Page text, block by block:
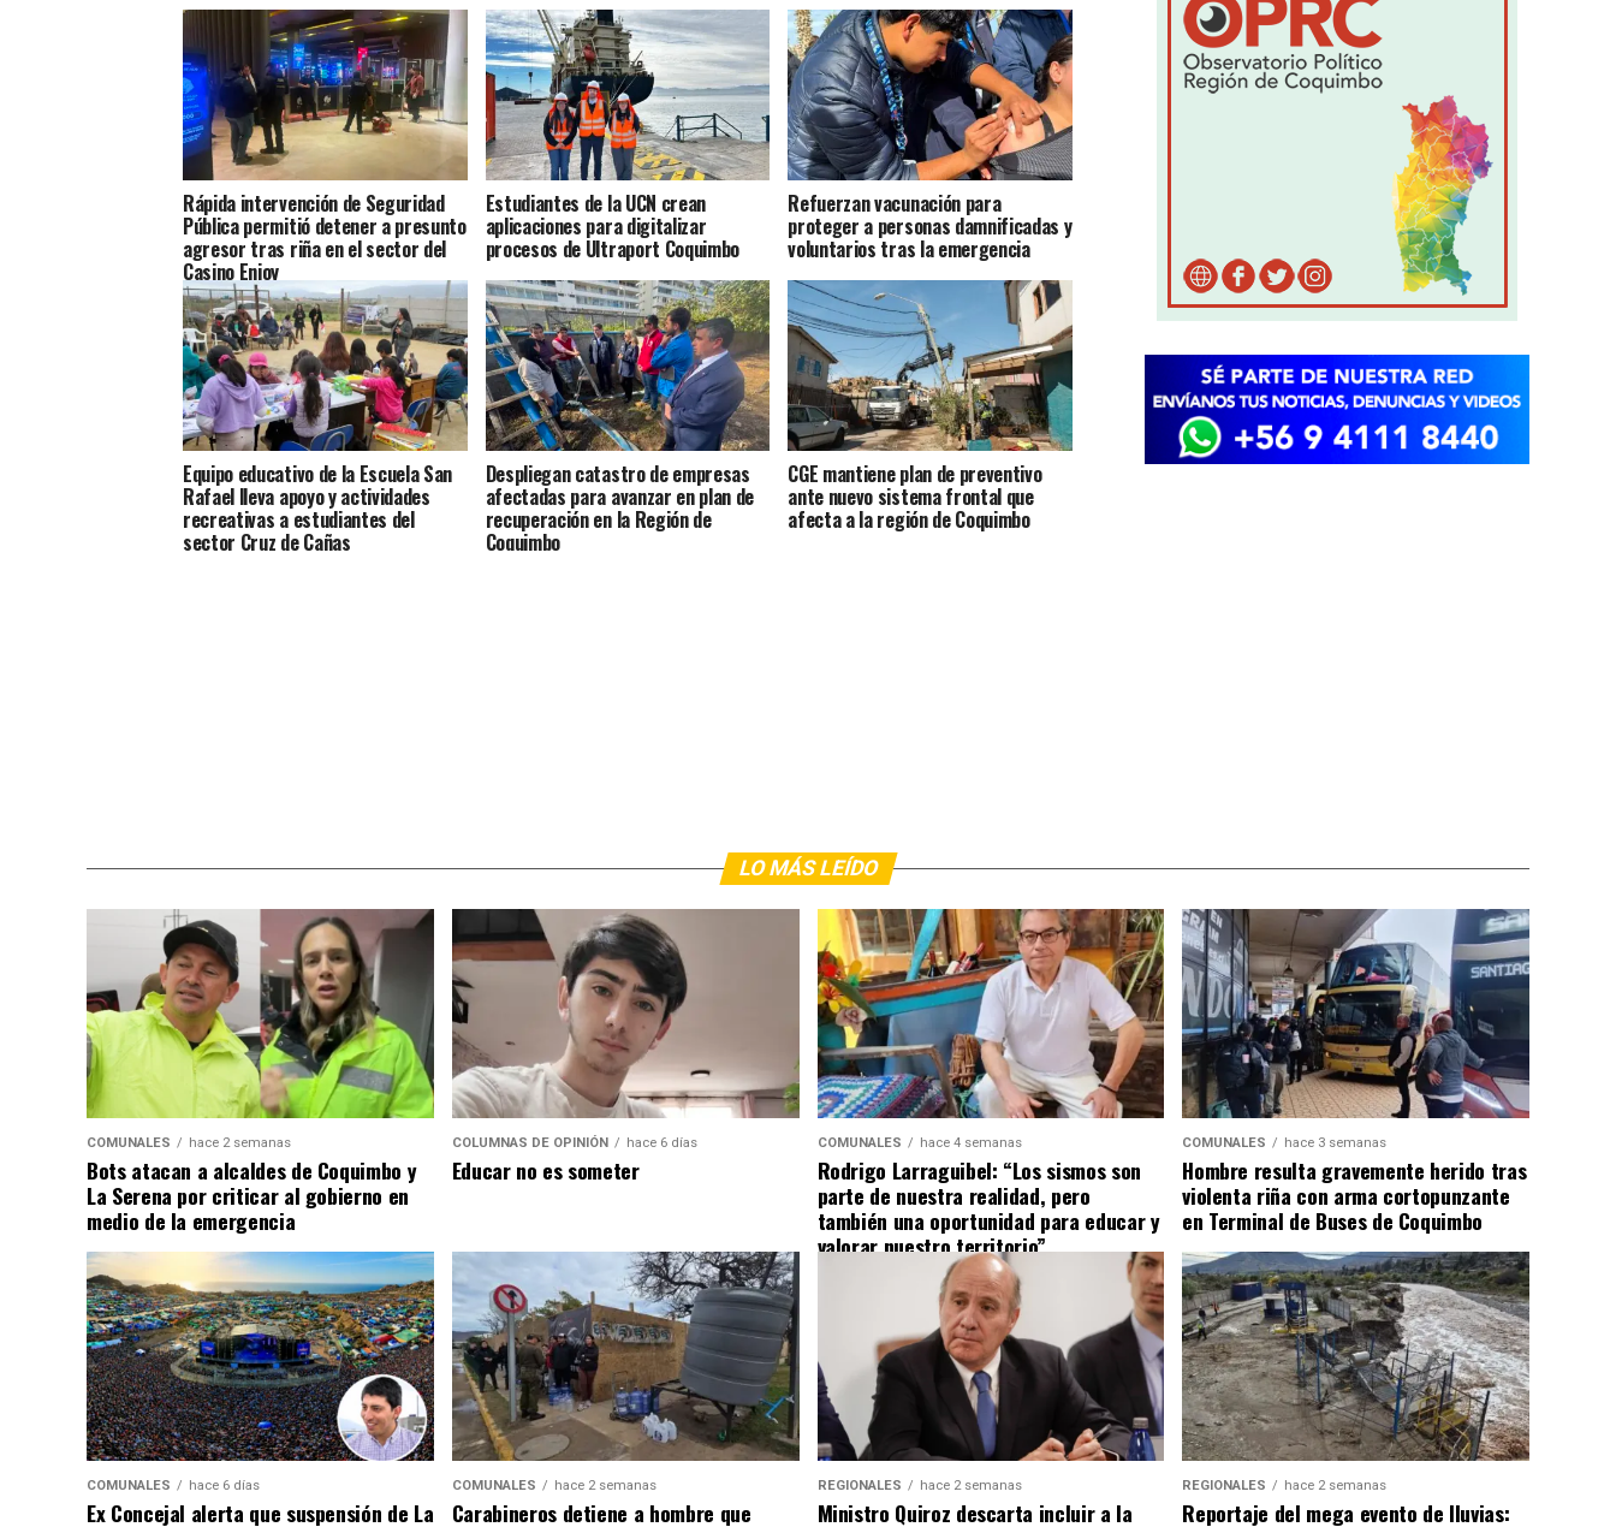
Rápida intervención de Seguridad
Pública permitió detener a presunto
agresor tras riña en el sector del
Casino Enjoy
Estudiantes de la UCN crean
aplicaciones para digitalizar
procesos de Ultraport Coquimbo
Refuerzan vacunación para
proteger a personas damnificadas y
voluntarios tras la emergencia
Equipo educativo de la Escuela San
Rafael lleva apoyo y actividades
recreativas a estudiantes del
sector Cruz de Cañas
Despliegan catastro de empresas
afectadas para avanzar en plan de
recuperación en la Región de
Coquimbo
CGE mantiene plan de preventivo
ante nuevo sistema frontal que
afecta a la región de Coquimbo
LO MÁS LEÍDO
COMUNALES hace 2 semanas
Bots atacan a alcaldes de Coquimbo y
La Serena por criticar al gobierno en
medio de la emergencia
COLUMNAS DE OPINIÓN hace 6 días
Educar no es someter
COMUNALES hace 4 semanas
Rodrigo Larraguibel: “Los sismos son
parte de nuestra realidad, pero
también una oportunidad para educar y
valorar nuestro territorio”
COMUNALES hace 3 semanas
Hombre resulta gravemente herido tras
violenta riña con arma cortopunzante
en Terminal de Buses de Coquimbo
COMUNALES hace 6 días
Ex Concejal alerta que suspensión de La
COMUNALES hace 2 semanas
Carabineros detiene a hombre que
REGIONALES hace 2 semanas
Ministro Quiroz descarta incluir a la
REGIONALES hace 2 semanas
Reportaje del mega evento de lluvias: